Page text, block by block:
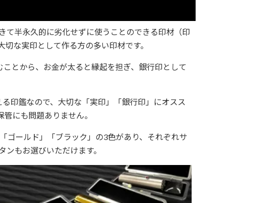
て半永久的に劣化せずに使うことのできる印材（印
な実印として作る方の多い印材です。
とから、お金が太ると縁起を担ぎ、銀行印として
印鑑なので、大切な「実印」「銀行印」にオスス
にも問題ありません。
ゴールド」「ブラック」の3色があり、それぞれサ
もお選びいただけます。